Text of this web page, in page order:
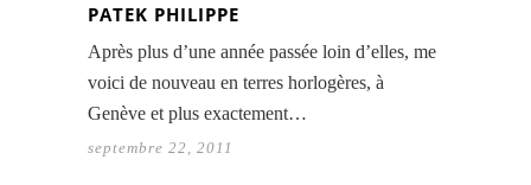
PATEK PHILIPPE
Après plus d’une année passée loin d’elles, me
voici de nouveau en terres horlogères, à
Genève et plus exactement…
septembre 22, 2011